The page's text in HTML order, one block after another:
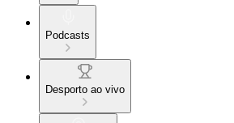
Podcasts
Desporto ao vivo